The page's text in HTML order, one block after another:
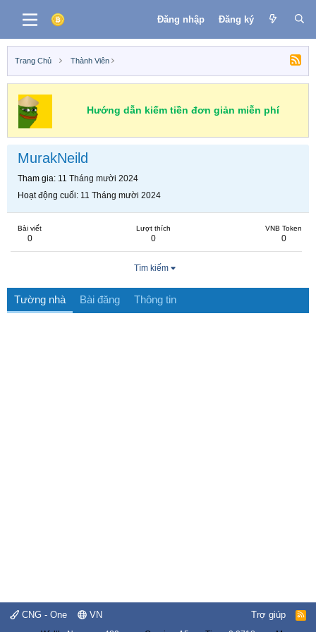
Đăng nhập Đăng ký
Trang Chủ Thành Viên
Hướng dẫn kiếm tiền đơn giản miễn phí
MurakNeild
Tham gia 11 Tháng mười 2024
Hoạt động cuối 11 Tháng mười 2024
Bài viết
0
Lượt thích
0
VNB Token
0
Tìm kiếm
Tường nhà Bài đăng Thông tin
CNG - One VN Trợ giúp
R